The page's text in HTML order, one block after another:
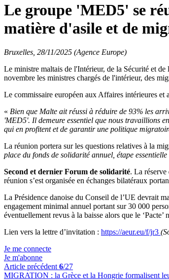
Le groupe 'MED5' se
matière d'asile et de
Bruxelles, 28/11/2025 (Agence Europe)
Le ministre maltais de l'Intérieur, de la Sécurité et
novembre les ministres chargés de l'intérieur, des
Le commissaire européen aux Affaires intérieures
« Bien que Malte ait réussi à réduire de 93% les
'MED5'. Il demeure essentiel que nous travaillions
qui en profitent et de garantir une politique
La réunion portera sur les questions relatives à la
place du fonds de solidarité annuel, étape
Second et dernier Forum de solidarité. La
réunion s’est organisée en échanges bilatéraux
La Présidence danoise du Conseil de l’UE devrait
engagement minimal annuel portant sur 30 000
éventuellement revus à la baisse alors que le
Lien vers la lettre d’invitation : https://aeur.eu/f/jr3
Je me connecte
Je m'abonne
Article précédent 6/27
MIGRATION : la Grèce et la Hongrie formalisent